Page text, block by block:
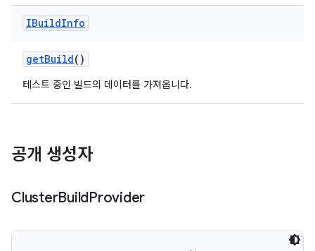
IBuildInfo
getBuild()
테스트 중인 빌드의 데이터를 가져옵니다.
공개 생성자
ClusterBuildProvider